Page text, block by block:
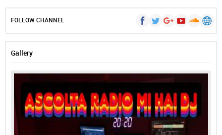
FOLLOW CHANNEL
Gallery